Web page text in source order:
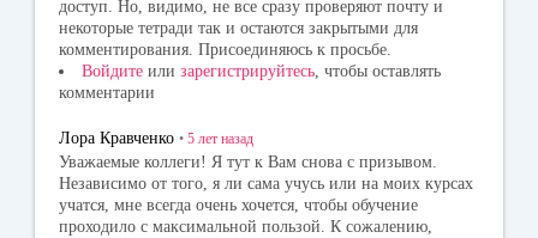
доступ. Но, видимо, не все сразу проверяют почту и
некоторые тетради так и остаются закрытыми для
комментирования. Присоединяюсь к просьбе.
Войдите или зарегистрируйтесь , чтобы оставлять
комментарии
Лора Кравченко • 5 лет назад
Уважаемые коллеги! Я тут к Вам снова с призывом.
Независимо от того, я ли сама учусь или на моих курсах
учатся, мне всегда очень хочется, чтобы обучение
проходило с максимальной пользой. К сожалению,